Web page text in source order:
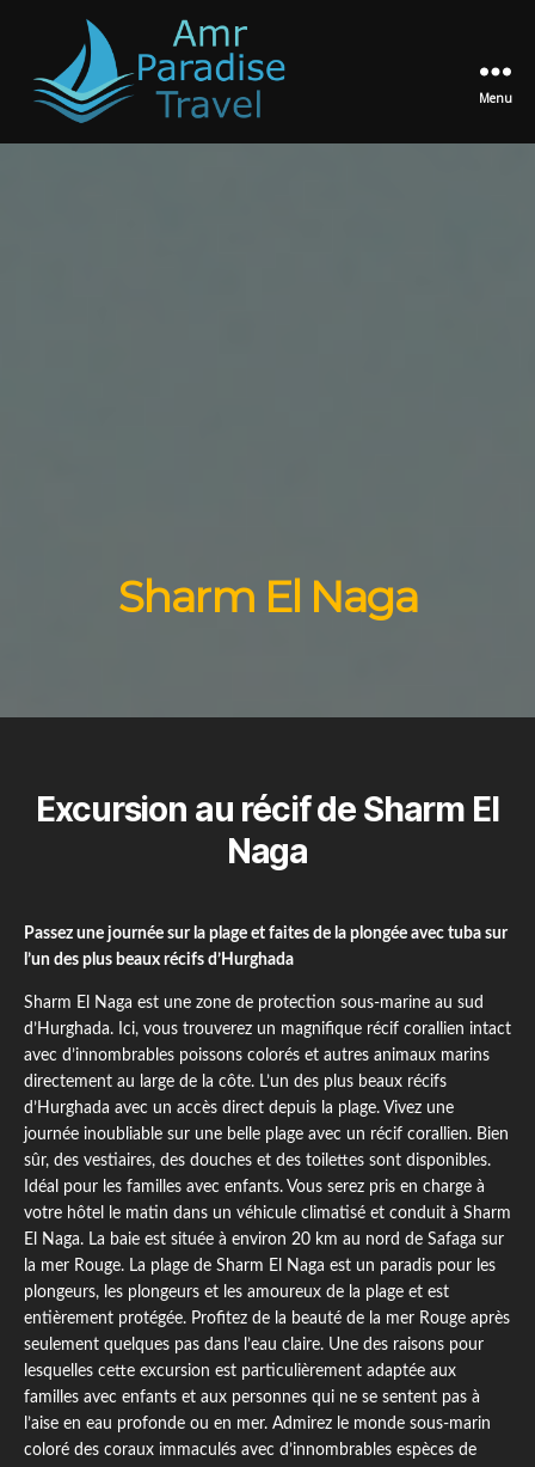
Amr
Menu
Sharm El Naga
Excursion au récif de Sharm El
Naga
Passez une journée sur la plage et faites de la plongée avec tuba sur
l’un des plus beaux récifs d’Hurghada
Sharm El Naga est une zone de protection sous-marine au sud
d’Hurghada. Ici, vous trouverez un magnifique récif corallien intact
avec d’innombrables poissons colorés et autres animaux marins
directement au large de la côte. L’un des plus beaux récifs
d’Hurghada avec un accès direct depuis la plage. Vivez une
journée inoubliable sur une belle plage avec un récif corallien. Bien
sûr, des vestiaires, des douches et des toilettes sont disponibles.
Idéal pour les familles avec enfants. Vous serez pris en charge à
votre hôtel le matin dans un véhicule climatisé et conduit à Sharm
El Naga. La baie est située à environ 20 km au nord de Safaga sur
la mer Rouge. La plage de Sharm El Naga est un paradis pour les
plongeurs, les plongeurs et les amoureux de la plage et est
entièrement protégée. Profitez de la beauté de la mer Rouge après
seulement quelques pas dans l’eau claire. Une des raisons pour
lesquelles cette excursion est particulièrement adaptée aux
familles avec enfants et aux personnes qui ne se sentent pas à
l’aise en eau profonde ou en mer. Admirez le monde sous-marin
coloré des coraux immaculés avec d’innombrables espèces de